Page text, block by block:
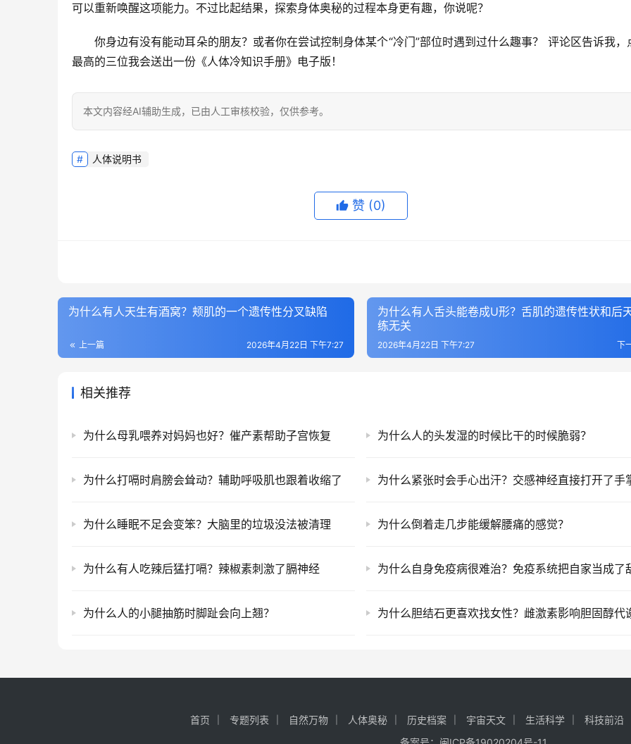
可以重新唤醒这项能力。不过比起结果，探索身体奥秘的过程本身更有趣，你说呢？
你身边有没有能动耳朵的朋友？或者你在尝试控制身体某个“冷门”部位时遇到过什么趣事？
评论区告诉我，
最高的三位我会送出一份《人体冷知识手册》电子版！
本文内容经AI辅助生成，已由人工审核校验，仅供参考。
人体说明书
赞 (0)
为什么有人天生有酒窝？颊肌的一个遗传性分叉缺陷
上一篇 2026年4月22日 下午7:27
为什么有人舌头能卷成U形？舌肌的遗传性状和后
练无关
下
2026年4月22日 下午7:27
相关推荐
为什么母乳喂养对妈妈也好？催产素帮助子宫恢复 为什么人的头发湿的时候比干的时候脆弱？
为什么打嗝时肩膀会耸动？辅助呼吸肌也跟着收缩了
为什么睡眠不足会变笨？大脑里的垃圾没法被清理 为什么倒着走几步能缓解腰痛的感觉？
为什么有人吃辣后猛打嗝？辣椒素刺激了膈神经 为什么自身免疫病很难治？免疫系统把自家当成了
为什么人的小腿抽筋时脚趾会向上翘？ 为什么胆结石更喜欢找女性？雌激素影响胆固醇代
首页 专题列表 自然万物 人体奥秘 历史档案 宇宙天文 生活科学
科技前沿